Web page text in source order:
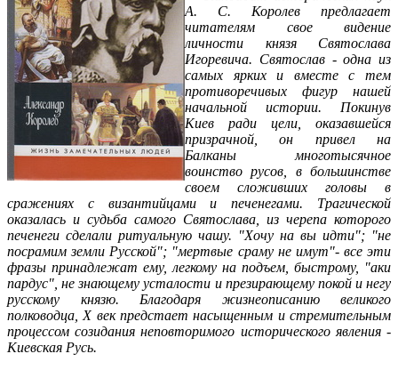
А. С. Королев предлагает
читателям свое видение
личности князя Святослава
Игоревича. Святослав - одна из
самых ярких и вместе с тем
противоречивых фигур нашей
начальной истории. Покинув
Киев ради цели, оказавшейся
призрачной, он привел на
Балканы многотысячное
воинство русов, в большинстве
своем сложивших головы в
сражениях с византийцами и печенегами. Трагической
оказалась и судьба самого Святослава, из черепа которого
печенеги сделали ритуальную чашу. "Хочу на вы идти"; "не
посрамим земли Русской"; "мертвые сраму не имут"- все эти
фразы принадлежат ему, легкому на подъем, быстрому, "аки
пардус", не знающему усталости и презирающему покой и негу
русскому князю. Благодаря жизнеописанию великого
полководца, X век предстает насыщенным и стремительным
процессом созидания неповторимого исторического явления -
Киевская Русь.